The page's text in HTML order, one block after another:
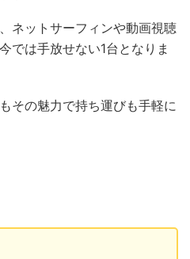
ネットサーフィンや動画視聴
では手放せない1台となりま
その魅力で持ち運びも手軽に